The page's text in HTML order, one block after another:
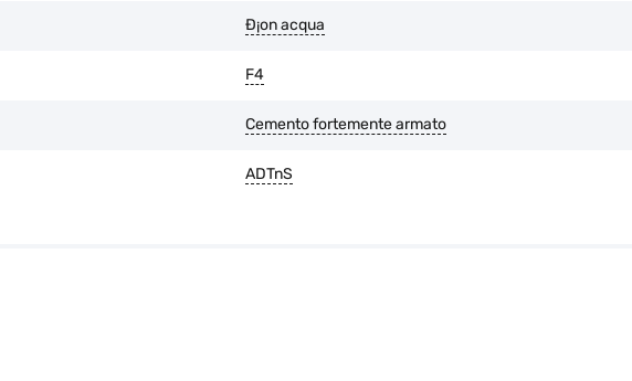
Ð¡on acqua
F4
Cemento fortemente armato
ADTnS